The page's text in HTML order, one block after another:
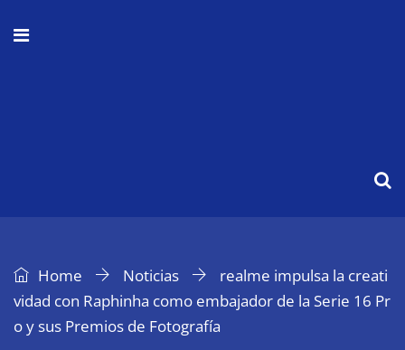
Home Noticias
realme impulsa la creati
vidad con Raphinha como embajador de la Serie 16 Pr
o y sus Premios de Fotografía